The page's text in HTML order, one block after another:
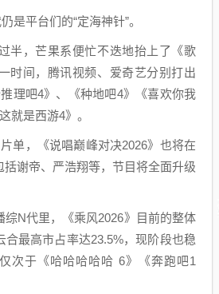
是平台们的“定海神针”。
半，芒果系便忙不迭地抬上了《歌
时间，腾讯视频、爱奇艺分别打出
推理吧4》、《种地吧4》《喜欢你我
就是西游4》。
单，《说唱巅峰对决2026》也将在
谢帝、严浩翔等，节目将全面升级
综N代里，《乘风2026》目前的整体
合最高市占率达23.5%，现阶段也稳
次于《哈哈哈哈哈 6》《奔跑吧1